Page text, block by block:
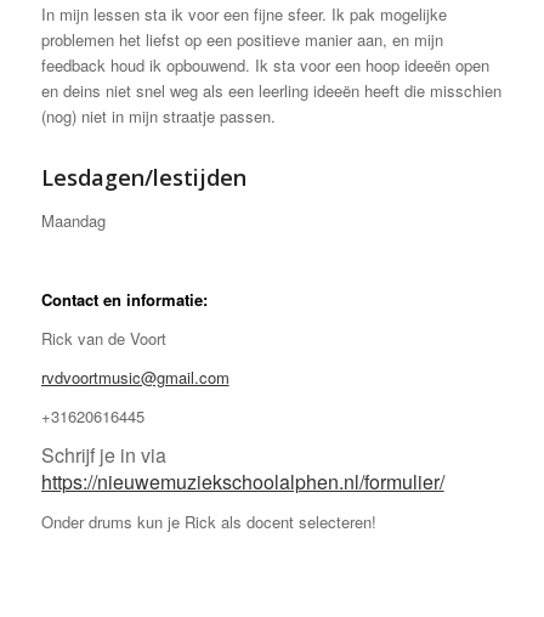
In mijn lessen sta ik voor een fijne sfeer. Ik pak mogelijke
problemen het liefst op een positieve manier aan, en mijn
feedback houd ik opbouwend. Ik sta voor een hoop ideeën open
en deins niet snel weg als een leerling ideeën heeft die misschien
(nog) niet in mijn straatje passen.
Lesdagen/lestijden
Maandag
Contact en informatie:
Rick van de Voort
rvdvoortmusic@gmail.com
+31620616445
Schrijf je in via
https://nieuwemuziekschoolalphen.nl/formulier/
Onder drums kun je Rick als docent selecteren!